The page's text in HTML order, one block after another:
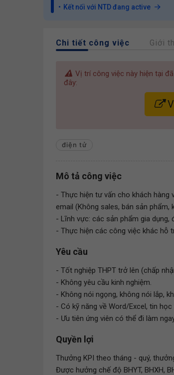
Kết nối với NTD đang active
Chi tiết công việc Giới
Vị trí công việc này hiện tại
đây:
điện tử
Mô tả công việc
- Thực hiện tư vấn cho khách hàng
email (Không sales, bán sản phẩm,
- Lĩnh vực: các sản phẩm gia dụng,
- Thực hiện các công việc khác hỗ
Yêu cầu
- Tốt nghiệp THPT trở lên (chấp
- Không yêu cầu kinh nghiệm.
- Không nói ngọng, không nói lắp,
- Có kỹ năng về Word/Excel, tin học
- Ưu tiên ứng viên có thể đi làm
Quyền lợi
Thưởng KPI theo tháng - quý,
Được hưởng chế độ BHYT, BHXH,